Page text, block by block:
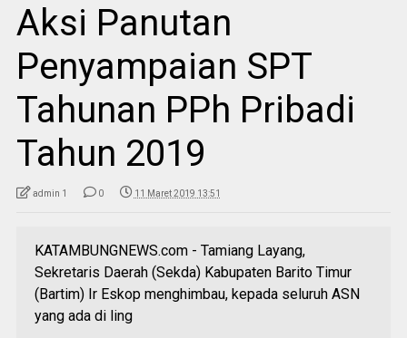
Aksi Panutan
Penyampaian SPT
Tahunan PPh Pribadi
Tahun 2019
admin 1 0 11 Maret 2019 13:51
KATAMBUNGNEWS.com - Tamiang Layang,
Sekretaris Daerah (Sekda) Kabupaten Barito Timur
(Bartim) Ir Eskop menghimbau, kepada seluruh ASN
yang ada di ling